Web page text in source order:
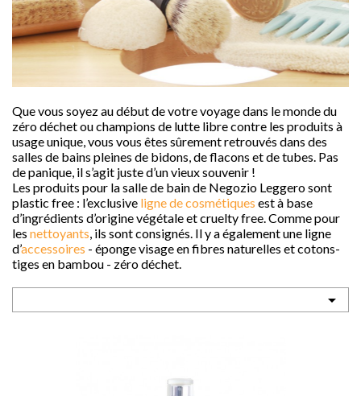

Que vous soyez au début de votre voyage dans le monde du
zéro déchet ou champions de lutte libre contre les produits à
usage unique, vous vous êtes sûrement retrouvés dans des
salles de bains pleines de bidons, de flacons et de tubes. Pas
de panique, il s’agit juste d’un vieux souvenir !
Les produits pour la salle de bain de Negozio Leggero sont
plastic free : l’exclusive ligne de cosmétiques est à base
d’ingrédients d’origine végétale et cruelty free. Comme pour
les nettoyants , ils sont consignés. Il y a également une ligne
d’accessoires - éponge visage en fibres naturelles et cotons-
tiges en bambou - zéro déchet.
